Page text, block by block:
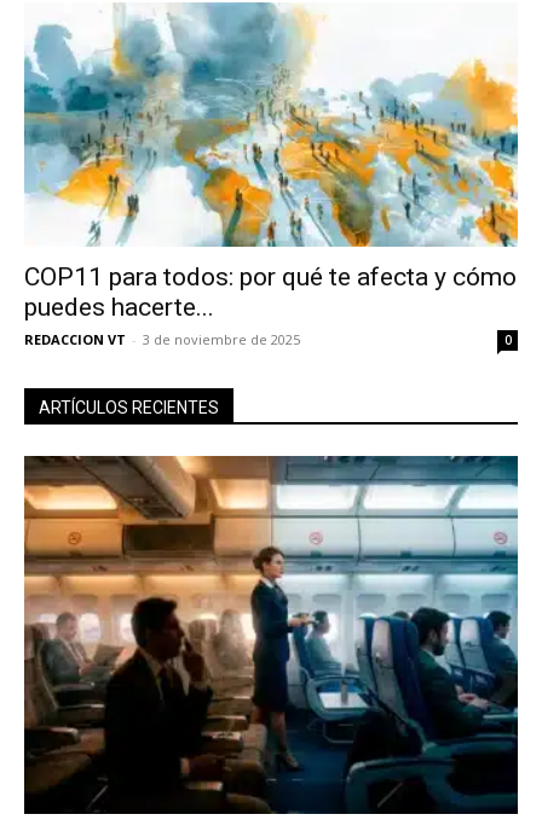
No te pierdas de las
últimas noticias
COP11 para todos: por qué te afecta y cómo
puedes hacerte...
REDACCION VT - 3 de noviembre de 2025 0
ARTÍCULOS RECIENTES